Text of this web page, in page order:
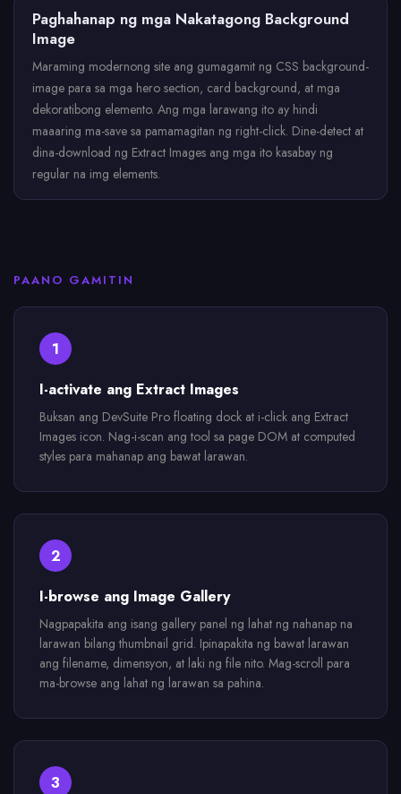
Paghahanap ng mga Nakatagong Background
Image
Maraming modernong site ang gumagamit ng CSS background-
image para sa mga hero section, card background, at mga
dekoratibong elemento. Ang mga larawang ito ay hindi
maaaring ma-save sa pamamagitan ng right-click. Dine-detect at
dina-download ng Extract Images ang mga ito kasabay ng
regular na img elements.
PAANO GAMITIN
1
I-activate ang Extract Images
Buksan ang DevSuite Pro floating dock at i-click ang Extract
Images icon. Nag-i-scan ang tool sa page DOM at computed
styles para mahanap ang bawat larawan.
2
I-browse ang Image Gallery
Nagpapakita ang isang gallery panel ng lahat ng nahanap na
larawan bilang thumbnail grid. Ipinapakita ng bawat larawan
ang filename, dimensyon, at laki ng file nito. Mag-scroll para
ma-browse ang lahat ng larawan sa pahina.
3